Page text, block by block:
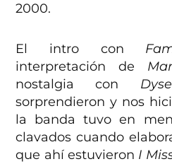
2000.
El intro con
interpretación de
nostalgia con
sorprendieron y nos
la banda tuvo en
clavados cuando
que ahí estuvieron I